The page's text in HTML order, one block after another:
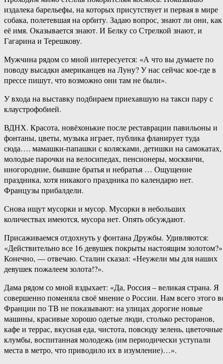
издалека барельефы, на которых присутствует и первая в мире
собака, полетевшая на орбиту. Задаю вопрос, знают ли они, как
её имя. Оказывается знают. И Белку со Стрелкой знают, и
Гагарина и Терешкову.
Мужчина рядом со мной интересуется: «А что вы думаете по
поводу высадки американцев на Луну? У нас сейчас кое-где в
прессе пишут, что возможно они там не были».
У входа на выставку подбираем приехавшую на такси пару с
клаустрофобией.
ВДНХ. Красота, новёхонькие после реставрации павильоны и
фонтаны, цветы, музыка играет, публика фланирует туда
сюда…. мамашки-папашки с колясками, детишки на самокатах,
молодые парочки на велосипедах, пенсионеры, москвичи,
иногородние, бывшие братья и небратья … Ощущение
праздника, хотя никакого праздника по календарю нет.
Французы прибалдели.
Снова ищут мусорки и мусор. Мусорки в небольших
количествах имеются, мусора нет. Опять обсуждают.
Присаживаемся отдохнуть у фонтана Дружбы. Удивляются:
«Действительно все 16 девушек покрыты настоящим
Конечно, — отвечаю. Сталин сказал: «Неужели мы для наших
девушек пожалеем золота!?».
Дама рядом со мной вздыхает: «Да, Россия – великая страна. Я
совершенно поменяла своё мнение о России. Нам всего этого
Франции по ТВ не показывают: на улицах дорогие новые
машины, красивые хорошо одетые люди, столько ресторанов,
кафе и террас, вкусная еда, чистота, повсюду зелень, цветочные
клумбы, воспитанная молодежь (им периодически уступали
места в метро, что приводило их в изумление)…».